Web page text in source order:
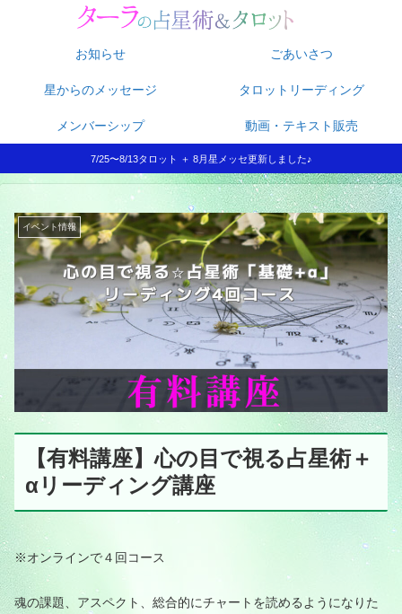
お知らせ ごあいさつ
星からのメッセージ タロットリーディング
メンバーシップ 動画・テキスト販売
7/25〜8/13タロット ＋ 8月星メッセ更新しました♪
イベント情報
【有料講座】心の目で視る占星術＋
αリーディング講座
※オンラインで４回コース
魂の課題、アスペクト、総合的にチャートを読めるようになりた